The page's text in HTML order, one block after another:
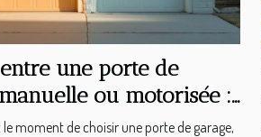
une porte de
ou motorisée :
et considérations
moment de choisir une porte de garage,